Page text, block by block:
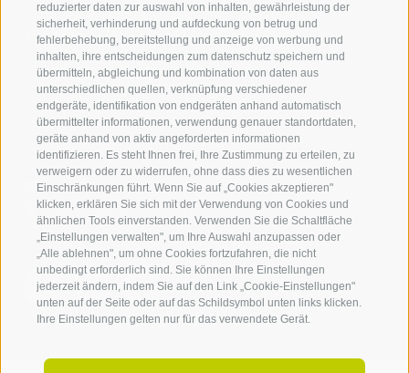
reduzierter daten zur auswahl von inhalten, gewährleistung der
sicherheit, verhinderung und aufdeckung von betrug und
fehlerbehebung, bereitstellung und anzeige von werbung und
inhalten, ihre entscheidungen zum datenschutz speichern und
übermitteln, abgleichung und kombination von daten aus
unterschiedlichen quellen, verknüpfung verschiedener
endgeräte, identifikation von endgeräten anhand automatisch
übermittelter informationen, verwendung genauer standortdaten,
geräte anhand von aktiv angeforderten informationen
identifizieren. Es steht Ihnen frei, Ihre Zustimmung zu erteilen, zu
verweigern oder zu widerrufen, ohne dass dies zu wesentlichen
Einschränkungen führt. Wenn Sie auf „Cookies akzeptieren"
klicken, erklären Sie sich mit der Verwendung von Cookies und
ähnlichen Tools einverstanden. Verwenden Sie die Schaltfläche
„Einstellungen verwalten", um Ihre Auswahl anzupassen oder
„Alle ablehnen", um ohne Cookies fortzufahren, die nicht
unbedingt erforderlich sind. Sie können Ihre Einstellungen
jederzeit ändern, indem Sie auf den Link „Cookie-Einstellungen"
unten auf der Seite oder auf das Schildsymbol unten links klicken.
Ihre Einstellungen gelten nur für das verwendete Gerät.
Kontaktieren Sie uns
IDM Südtirol - Alto Adige
+39 0471 094 000
info[at]idm-suedtirol.com
idm[at]pec.idm-suedtirol.com
SCHREIBEN SIE UNS!
HIER FINDEN SIE UNS